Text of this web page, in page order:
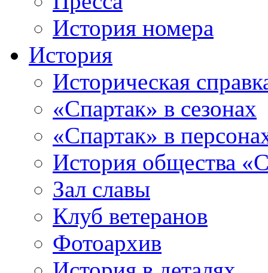
История номера
История
Историческая
«Спартак» в сезонах
«Спартак» в
История общества
Зал славы
Клуб ветеранов
Фотоархив